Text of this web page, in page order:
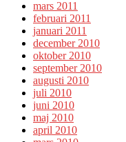
mars 2011
februari 2011
januari 2011
december 2010
oktober 2010
september 2010
augusti 2010
juli 2010
juni 2010
maj 2010
april 2010